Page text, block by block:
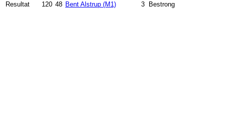
Resultat
120 48 Bent Alstrup (M1) 3 Bestrong